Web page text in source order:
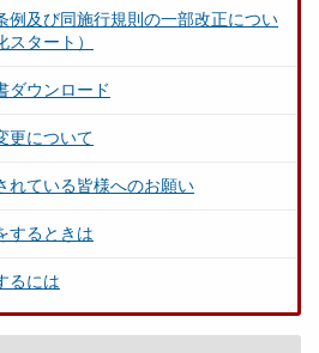
例及び同施行規則の一部改正につい
タート）
ウンロード
更について
れている皆様へのお願い
するときは
るには